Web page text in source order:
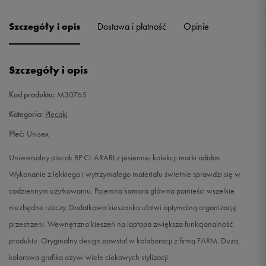
Szczegóły i opis Dostawa i płatność Opinie
Szczegóły i opis
Kod produktu: M30765
Kategoria: Plecaki
Płeć: Unisex
Uniwersalny plecak BP CL ARARI z jesiennej kolekcji marki adidas.
Wykonanie z lekkiego i wytrzymałego materiału świetnie sprawdzi się w
codziennym użytkowaniu. Pojemna komora główna pomieści wszelkie
niezbędne rzeczy. Dodatkowa kieszonka ułatwi optymalną organizację
przestrzeni. Wewnętrzna kieszeń na laptopa zwiększa funkcjonalność
produktu. Oryginalny design powstał w kolaboracji z firmą FARM. Duża,
kolorowa grafika ożywi wiele ciekawych stylizacji.